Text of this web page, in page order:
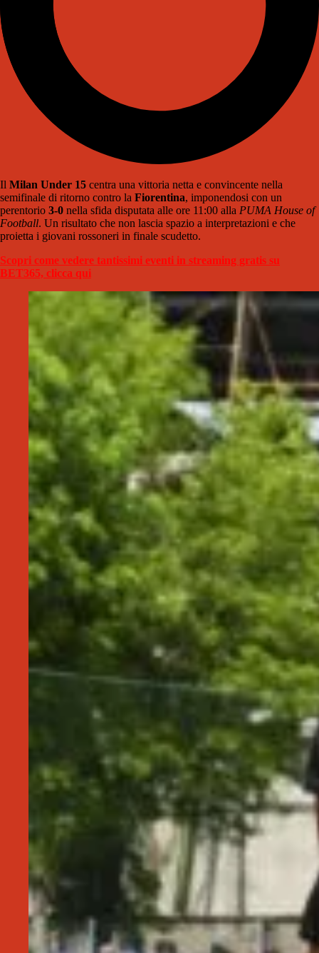
Il Milan Under 15 centra una vittoria netta e convincente nella
semifinale di ritorno contro la Fiorentina, imponendosi con un
perentorio 3-0 nella sfida disputata alle ore 11:00 alla PUMA House of
Football. Un risultato che non lascia spazio a interpretazioni e che
proietta i giovani rossoneri in finale scudetto.
Scopri come vedere tantissimi eventi in streaming gratis su
BET365, clicca qui